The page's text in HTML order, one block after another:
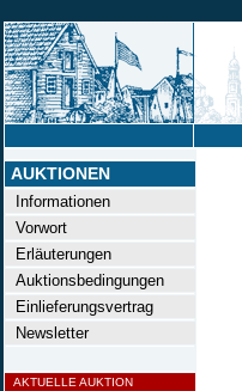
AUKTIONEN
Informationen
Vorwort
Erläuterungen
Auktionsbedingungen
Einlieferungsvertrag
Newsletter
AKTUELLE AUKTION